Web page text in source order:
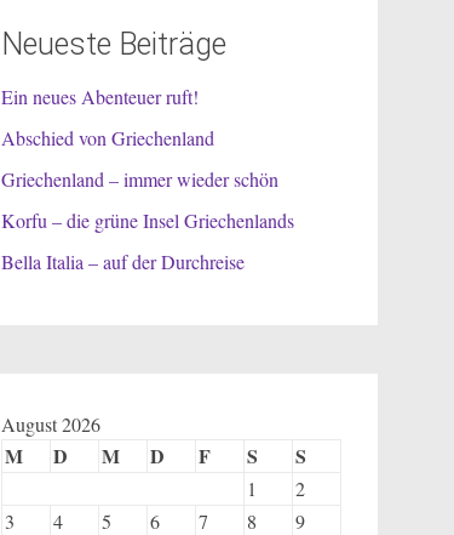
Neueste Beiträge
Ein neues Abenteuer ruft!
Abschied von Griechenland
Griechenland – immer wieder schön
Korfu – die grüne Insel Griechenlands
Bella Italia – auf der Durchreise
August 2026
M D M D F S S
1
2
3
4 5 6 7 8
9